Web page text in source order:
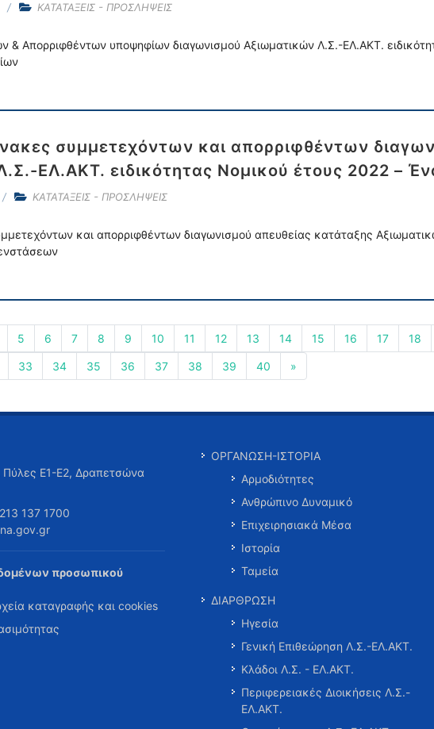
ΚΑΤΑΤΑΞΕΙΣ - ΠΡΟΣΛΗΨΕΙΣ
& Απορριφθέντων υποψηφίων διαγωνισμού Αξιωματικών Λ.Σ.-ΕΛ.ΑΚΤ.
συμμετεχόντων και απορριφθέντων
ΕΛ.ΑΚΤ. ειδικότητας Νομικού έτους 2022 –
ΚΑΤΑΤΑΞΕΙΣ - ΠΡΟΣΛΗΨΕΙΣ
και απορριφθέντων διαγωνισμού απευθείας κατάταξης
5 6 7 8 9 10 11 12 13 14 15 16 17 18
33 34 35 36 37 38 39 40 »
Πύλες Ε1-Ε2, Δραπετσώνα
137 1700
προσωπικού
καταγραφής και cookies
ΟΡΓΑΝΩΣΗ-ΙΣΤΟΡΙΑ
Αρμοδιότητες
Ανθρώπινο Δυναμικό
Επιχειρησιακά Μέσα
Ιστορία
Ταμεία
ΔΙΑΡΘΡΩΣΗ
Ηγεσία
Γενική Επιθεώρηση Λ.Σ.-ΕΛ.ΑΚΤ.
Κλάδοι Λ.Σ. - ΕΛ.ΑΚΤ.
Περιφερειακές Διοικήσεις Λ.Σ.-
ΕΛ.ΑΚΤ.